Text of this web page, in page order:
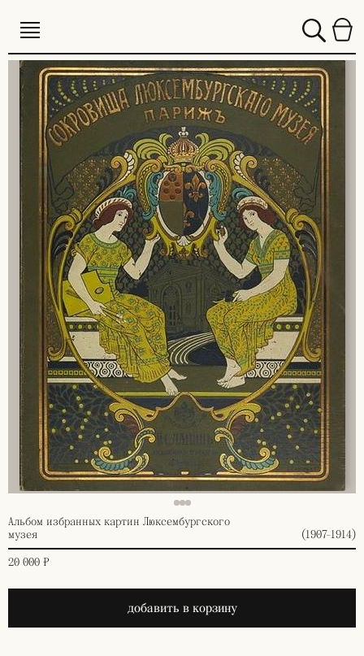
Альбом избранных картин Люксембургского
музея
(1907-1914)
20 000 ₽
добавить в корзину